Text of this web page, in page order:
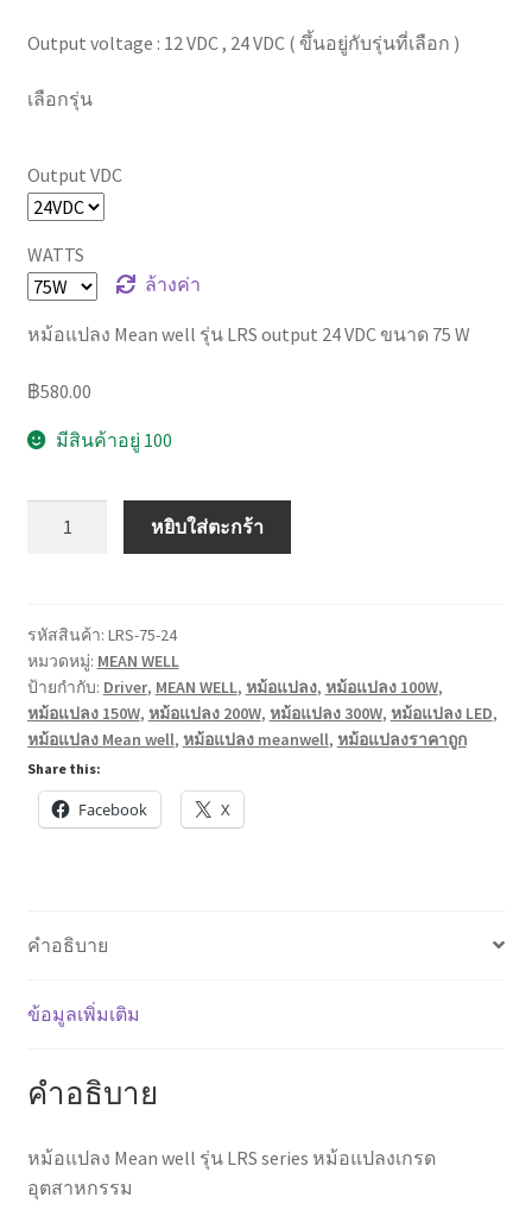
Output voltage : 12 VDC , 24 VDC ( ขึ้นอยู่กับรุ่นที่เลือก )
เลือกรุ่น
Output VDC
WATTS
ล้างค่า
หม้อแปลง Mean well รุ่น LRS output 24 VDC ขนาด 75 W
฿580.00
มีสินค้าอยู่ 100
รุ่น
LRS
ขนาด
35-
600
W
สูง
หยิบใส่ตะกร้า
รหัสสินค้า: LRS-75-24
หมวดหมู่: MEAN WELL
ป้ายกำกับ: Driver, MEAN WELL, หม้อแปลง, หม้อแปลง 100W,
หม้อแปลง 150W, หม้อแปลง 200W, หม้อแปลง 300W, หม้อแปลง LED,
หม้อแปลง Mean well, หม้อแปลง meanwell, หม้อแปลงราคาถูก
Share this:
Facebook X
คำอธิบาย
ข้อมูลเพิ่มเติม
คำอธิบาย
หม้อแปลง Mean well รุ่น LRS series หม้อแปลงเกรด
อุตสาหกรรม